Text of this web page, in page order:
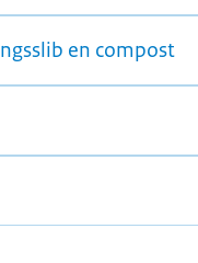
en compost